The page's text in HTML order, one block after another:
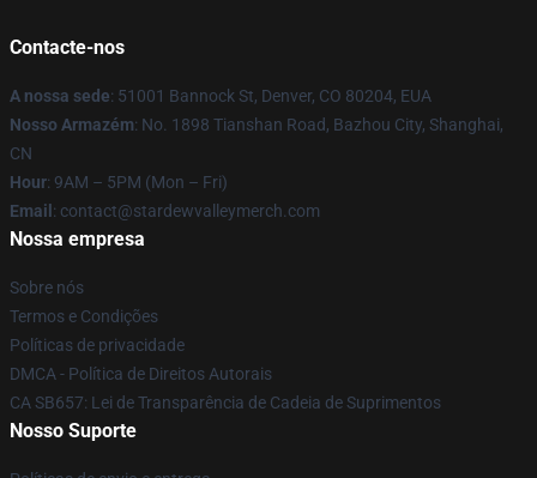
Contacte-nos
A nossa sede: 51001 Bannock St, Denver, CO 80204, EUA
Nosso Armazém: No. 1898 Tianshan Road, Bazhou City, Shanghai,
CN
Hour: 9AM – 5PM (Mon – Fri)
Email : contact@stardewvalleymerch.com
Nossa empresa
Sobre nós
Termos e Condições
Políticas de privacidade
DMCA - Política de Direitos Autorais
CA SB657: Lei de Transparência de Cadeia de Suprimentos
Nosso Suporte